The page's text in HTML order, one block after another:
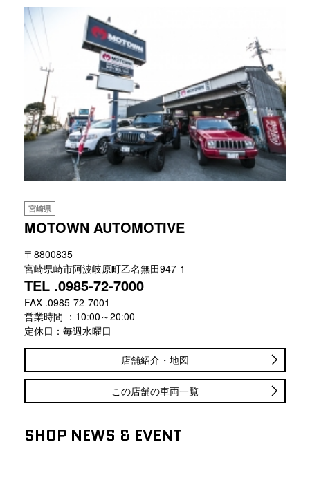
宮崎県
MOTOWN AUTOMOTIVE
〒8800835
宮崎県崎市阿波岐原町乙名無田947-1
TEL .0985-72-7000
FAX .0985-72-7001
営業時間 ：10:00～20:00
定休日：毎週水曜日
店舗紹介・地図
この店舗の車両一覧
SHOP NEWS & EVENT